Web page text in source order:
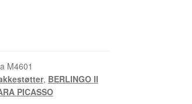
M4601
, BERLINGO II
PICASSO